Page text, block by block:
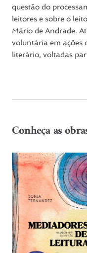
questão do
leitores e sobre o
Mário de Andrade.
voluntária em ações
literário, voltadas
Conheça as